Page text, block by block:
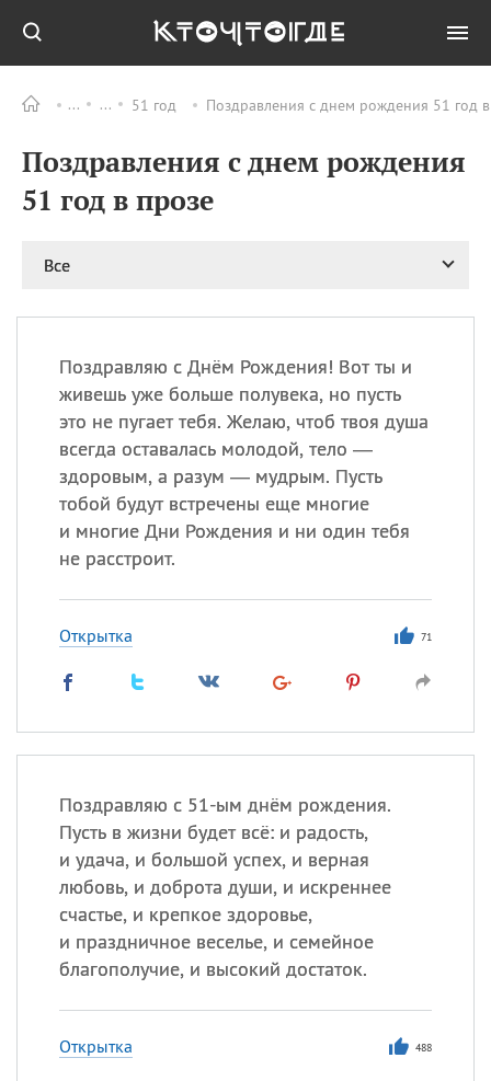
51 год Поздравления с днем рождения 51 год
Поздравления с днем рождения
51 год в прозе
Все
Поздравляю с Днём Рождения! Вот ты и
живешь уже больше полувека, но пусть
это не пугает тебя. Желаю, чтоб твоя душа
всегда оставалась молодой, тело —
здоровым, а разум — мудрым. Пусть
тобой будут встречены еще многие
и многие Дни Рождения и ни один тебя
не расстроит.
Открытка 71
Поздравляю с 51-ым днём рождения.
Пусть в жизни будет всё: и радость,
и удача, и большой успех, и верная
любовь, и доброта души, и искреннее
счастье, и крепкое здоровье,
и праздничное веселье, и семейное
благополучие, и высокий достаток.
Открытка 488
ПРАЗДНИКИ Все
06.08 Преображение
Господне у западных
Романа и Давида
07.08
День ассирийских
мучеников
07.08
Национальный день
маяка
07.08
Годовщина битвы при
Бояка
Сегодня празднуют именины
Еще
Посмотреть значение
происхождение